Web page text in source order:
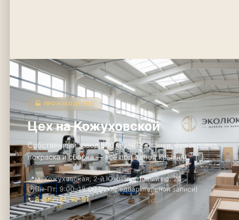
🏭 ПРОИЗВОДСТВО
Цех на Кожуховской
Собственный завод 500 м². ЧПУ-станки, фрезеровка,
покраска и сборка — всё под одной крышей.
📍м. Кожуховская, 2-й Южнопортовый пр. 26
🕑Пн–Пт: 9:00–18:00 (по предварительной записи)
📞8 495 181-19-91